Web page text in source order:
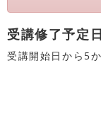
受講修了予定日
受講開始日から5